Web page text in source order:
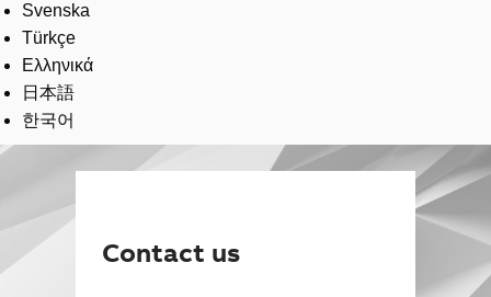
Svenska
Türkçe
Ελληνικά
日本語
한국어
Contact us